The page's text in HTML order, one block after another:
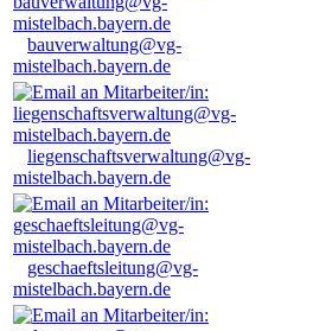
bauverwaltung@vg-
mistelbach.bayern.de
liegenschaftsverwaltung@vg-
mistelbach.bayern.de
geschaeftsleitung@vg-
mistelbach.bayern.de